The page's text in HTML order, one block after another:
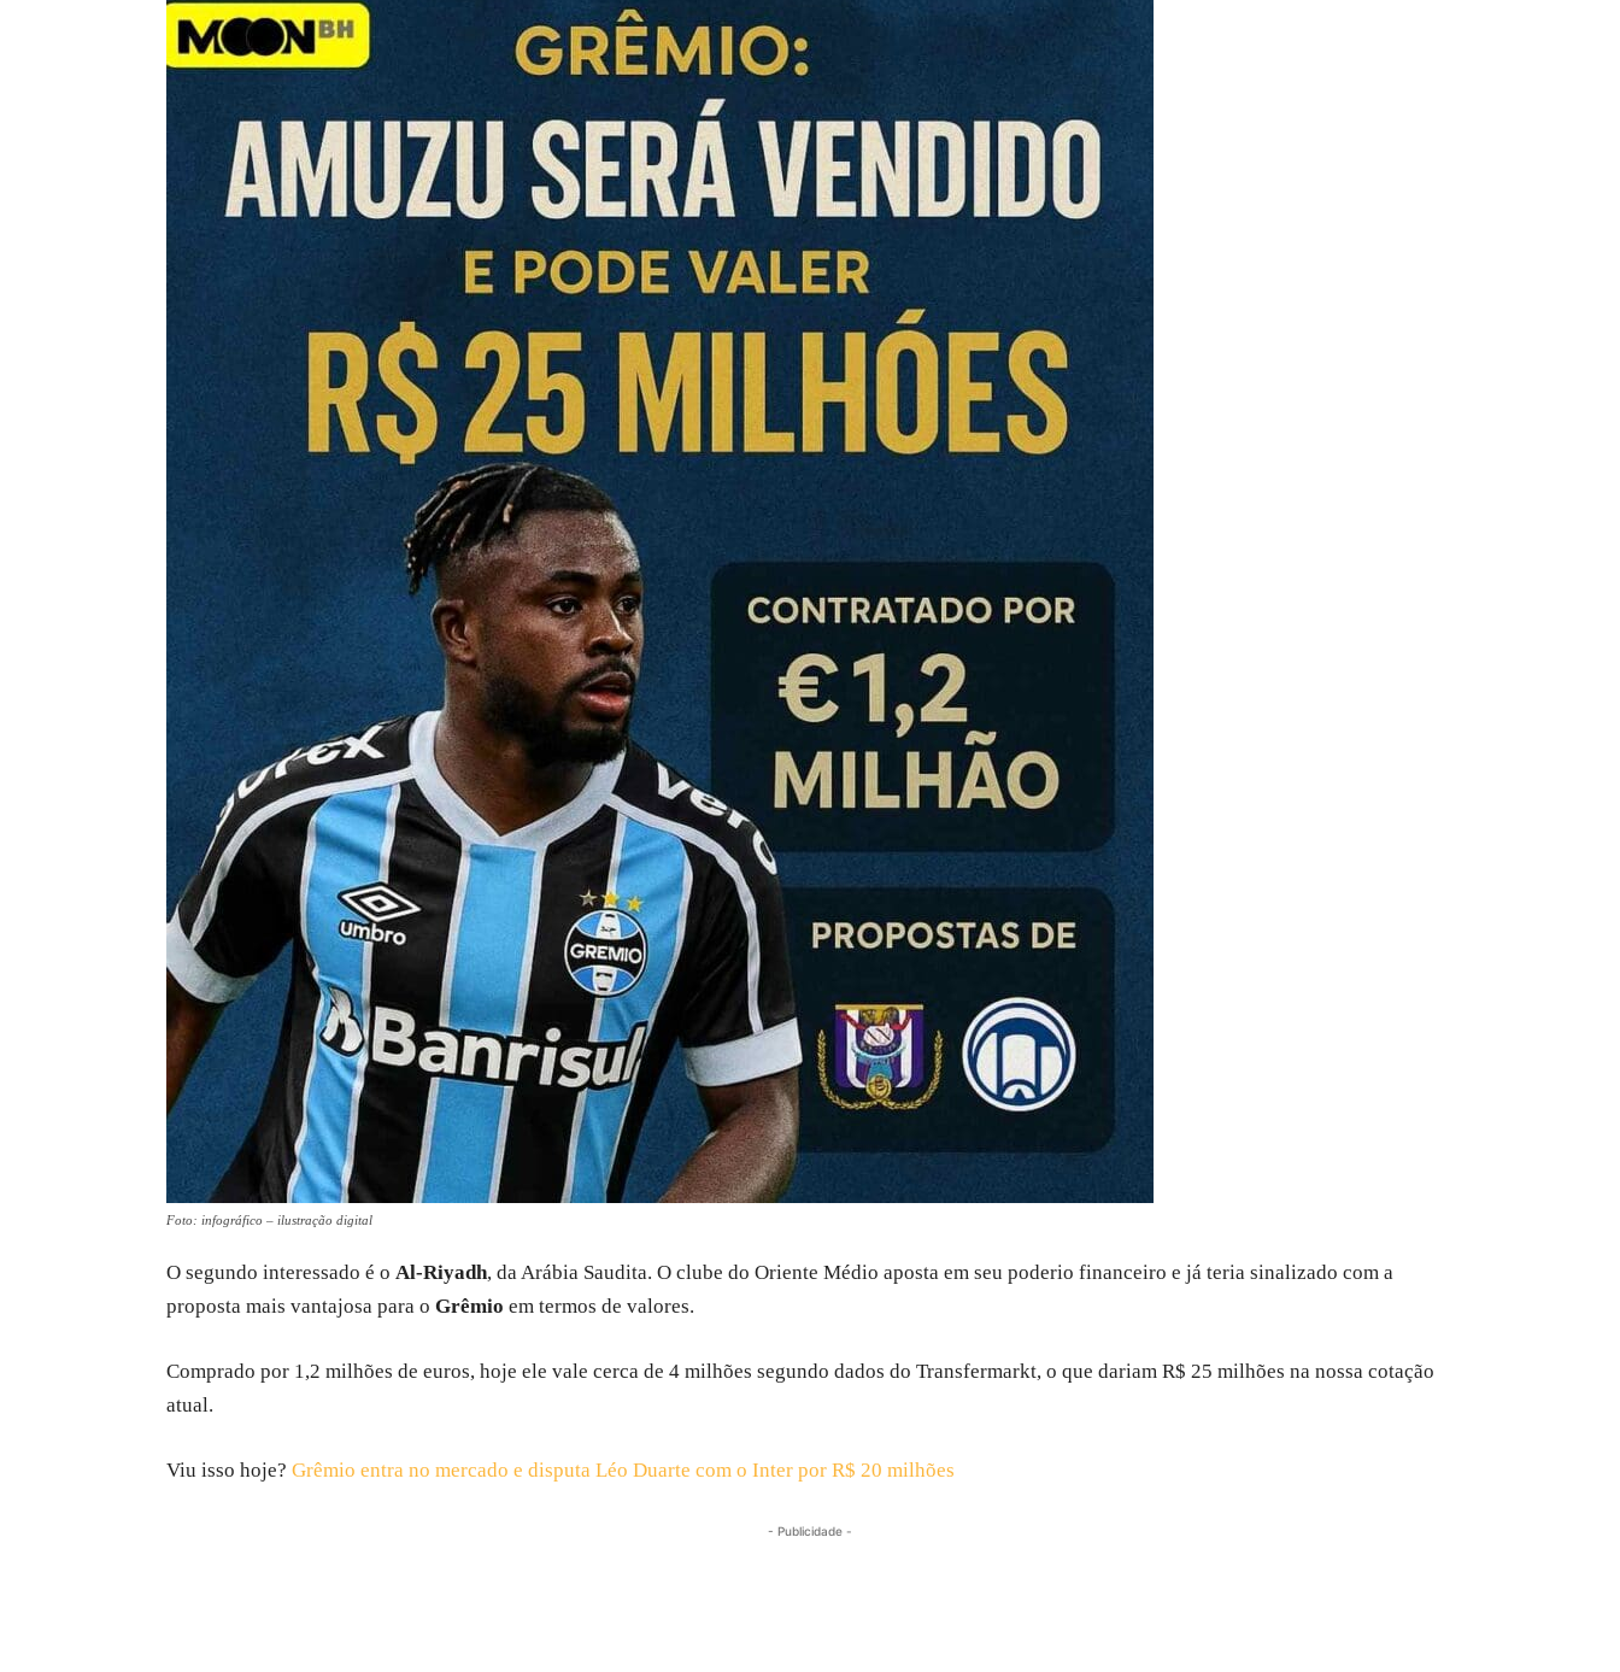
Foto: infográfico – ilustração digital
O segundo interessado é o Al-Riyadh, da Arábia Saudita. O clube do Oriente Médio aposta em seu poderio financeiro e já teria sinalizado com a
proposta mais vantajosa para o Grêmio em termos de valores.
Comprado por 1,2 milhões de euros, hoje ele vale cerca de 4 milhões segundo dados do Transfermarkt, o que dariam R$ 25 milhões na nossa cotação
atual.
Viu isso hoje? Grêmio entra no mercado e disputa Léo Duarte com o Inter por R$ 20 milhões
- Publicidade -